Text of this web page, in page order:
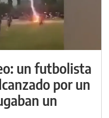
un futbolista
por un
un